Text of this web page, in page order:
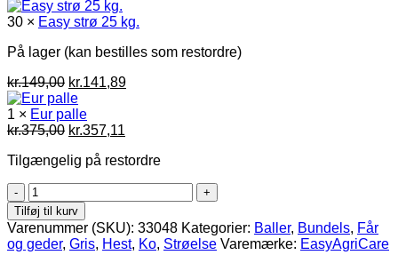
kr.4.845,00.
30 × Easy strø 25 kg.
På lager (kan bestilles som restordre)
kr.149,00 Den
oprindelige
pris
var:
kr.141,89Den
1 × Eur palle
kr.375,00 Den
pris
kr.357,11
pris
Tilgængelig på restordre
Easy
strø
30x25
kg
antal
Tilføj til kurv
Varenummer (SKU): 33048 Kategorier: Baller, Bundels, Får
og geder, Gris, Hest, Ko, Strøelse Varemærke: EasyAgriCare